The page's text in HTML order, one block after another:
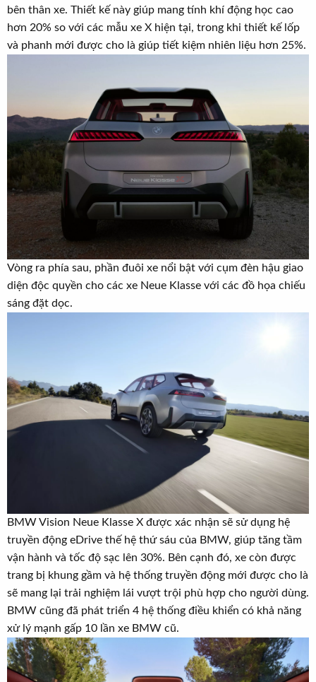
bên thân xe. Thiết kế này giúp mang tính khí động học cao
hơn 20% so với các mẫu xe X hiện tại, trong khi thiết kế lốp
và phanh mới được cho là giúp tiết kiệm nhiên liệu hơn 25%.
Vòng ra phía sau, phần đuôi xe nổi bật với cụm đèn hậu giao
diện độc quyền cho các xe Neue Klasse với các đồ họa chiếu
sáng đặt dọc.
BMW Vision Neue Klasse X được xác nhận sẽ sử dụng hệ
truyền động eDrive thế hệ thứ sáu của BMW, giúp tăng tầm
vận hành và tốc độ sạc lên 30%. Bên cạnh đó, xe còn được
trang bị khung gầm và hệ thống truyền động mới được cho là
sẽ mang lại trải nghiệm lái vượt trội phù hợp cho người dùng.
BMW cũng đã phát triển 4 hệ thống điều khiển có khả năng
xử lý mạnh gấp 10 lần xe BMW cũ.